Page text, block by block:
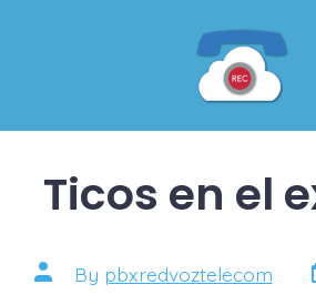
Ticos en el
Post
author
By pbxredvoztelecom